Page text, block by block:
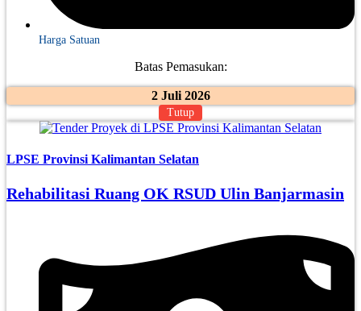
Harga Satuan
Batas Pemasukan:
2 Juli 2026
Tutup
LPSE Provinsi Kalimantan Selatan
Rehabilitasi Ruang OK RSUD Ulin Banjarmasin